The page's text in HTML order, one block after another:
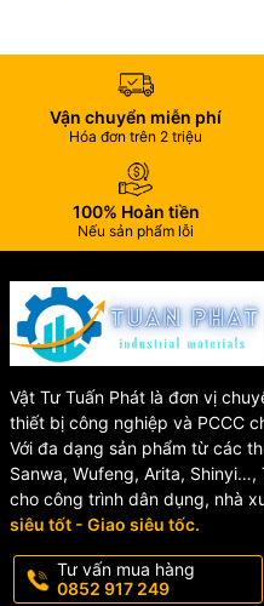
Mặt bích xoay UPVC SH20
Hệ thống cấp thoát nước
Hệ thống xử lý nước và
Đường ống dẫn hóa chất nhẹ.
Hệ thống hồ bơi, thủy sản.
Nhà máy sản xuất và khu
Vận chuyển miễn phí
Hóa đơn trên 2 triệu
100% Hoàn tiền
Nếu sản phẩm lỗi
Vật Tư Tuấn Phát là đơn vị
thiết bị công nghiệp và PCCC
Với đa dạng sản phẩm từ các
Sanwa, Wufeng, Arita,
cho công trình dân dụng, nhà
siêu tốt - Giao siêu tốc.
Tư vấn mua hàng
0852 917 249